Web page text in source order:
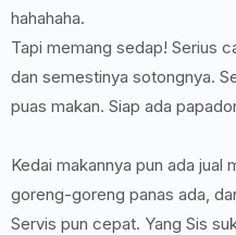
hahahaha.
Tapi memang sedap! Serius
dan semestinya sotongnya.
puas makan. Siap ada
Kedai makannya pun ada jual
goreng-goreng panas ada,
Servis pun cepat. Yang Sis